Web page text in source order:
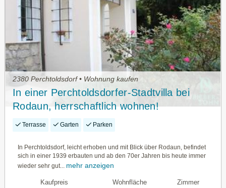
2380 Perchtoldsdorf • Wohnung kaufen
In einer Perchtoldsdorfer-Stadtvilla bei
Rodaun, herrschaftlich wohnen!
Terrasse Garten Parken
In Perchtoldsdorf, leicht erhoben und mit Blick über Rodaun, befindet
sich in einer 1939 erbauten und ab den 70er Jahren bis heute immer
wieder sehr gut... mehr anzeigen
Kaufpreis Wohnfläche Zimmer